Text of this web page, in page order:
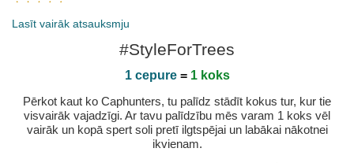
Publicēts 2025-05-31 ar Alberto
Lasīt vairāk atsauksmju
#StyleForTrees
1 cepure= 1 koks
Pērkot kaut ko Caphunters, tu palīdz stādīt kokus tur, kur tie
visvairāk vajadzīgi. Ar tavu palīdzību mēs varam 1 koks vēl
vairāk un kopā spert soli pretī ilgtspējai un labākai nākotnei
ikvienam.